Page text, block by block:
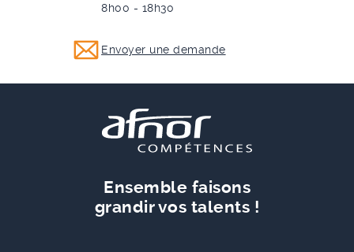
8h00 - 18h30
Envoyer une demande
Ensemble faisons
grandir vos talents !